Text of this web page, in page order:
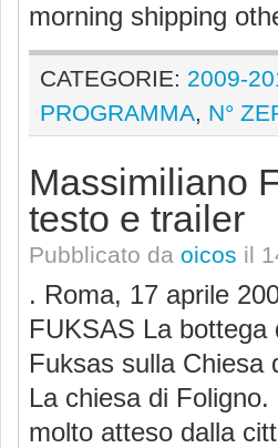
morning shipping
CATEGORIE: 2009-
PROGRAMMA, N°
Massimiliano
testo e trailer
Pubblicato da oicos il
. Roma, 17 aprile
FUKSAS La bottega
Fuksas sulla
La chiesa di
molto atteso dalla